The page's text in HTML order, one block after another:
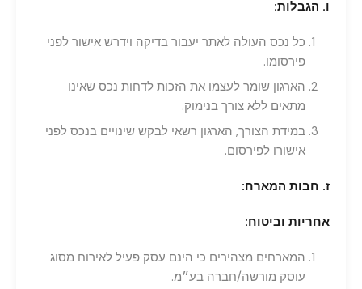
ו. הגבלות:
כל נכס העולה לאתר יעבור בדיקה וידרש אישור לפני
פירסומו.
הארגון שומר לעצמו את הזכות לדחות נכס שאינו
מתאים ללא צורך בנימוק.
במידת הצורך, הארגון רשאי לבקש שינויים בנכס לפני
אישורו לפירסום.
ז. חבות המארח:
אחריות וביטוח:
המארחים מצהירים כי הינם עסק פעיל לאירוח מסוג
עוסק מורשה/חברה בע״מ.